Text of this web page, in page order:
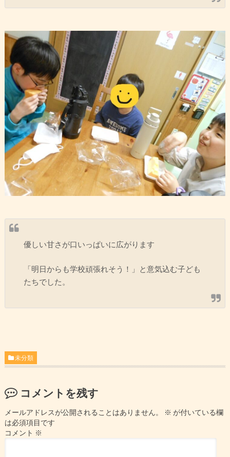
優しい甘さが口いっぱいに広がります
「明日からも学校頑張れそう！」と意気込む子ども
たちでした。
未分類
コメントを残す
メールアドレスが公開されることはありません。 ※ が付いている欄
は必須項目です
コメント ※